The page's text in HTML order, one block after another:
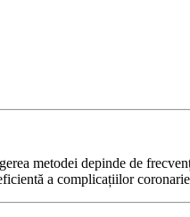
metodei depinde de
a complicațiilor